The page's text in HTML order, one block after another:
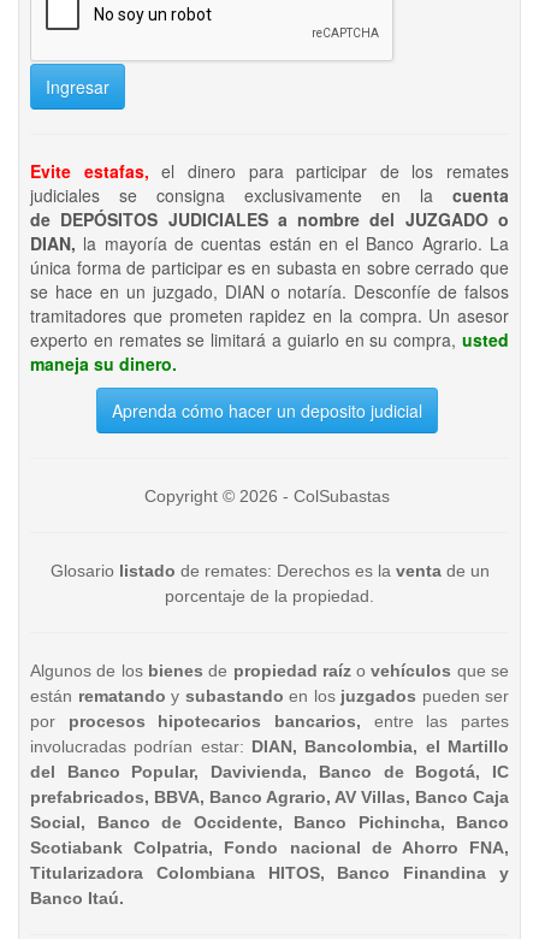
Ingresar
Evite estafas, el dinero para participar de los remates
judiciales se consigna exclusivamente en la cuenta
de DEPÓSITOS JUDICIALES a nombre del JUZGADO o
DIAN, la mayoría de cuentas están en el Banco Agrario. La
única forma de participar es en subasta en sobre cerrado que
se hace en un juzgado, DIAN o notaría. Desconfíe de falsos
tramitadores que prometen rapidez en la compra. Un asesor
experto en remates se limitará a guiarlo en su compra, usted
maneja su dinero.
Aprenda cómo hacer un deposito judicial
Copyright © 2026 - ColSubastas
Glosario listado de remates: Derechos es la ventade un
porcentaje de la propiedad.
Algunos de los bienesde propiedad raízo vehículos que se
están rematando y subastando en los juzgados pueden ser
por procesos hipotecarios bancarios, entre las partes
involucradas podrían estar: DIAN, Bancolombia, el Martillo
del Banco Popular, Davivienda, Banco de Bogotá, IC
prefabricados, BBVA, Banco Agrario, AV Villas, Banco Caja
Social, Banco de Occidente, Banco Pichincha, Banco
Scotiabank Colpatria, Fondo nacional de Ahorro FNA,
Titularizadora Colombiana HITOS, Banco Finandina y
Banco Itaú.